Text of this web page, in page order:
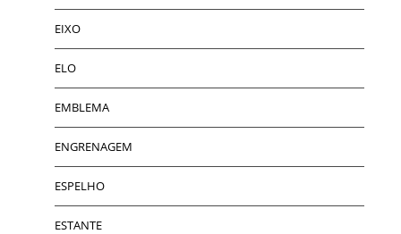
EIXO
ELO
EMBLEMA
ENGRENAGEM
ESPELHO
ESTANTE